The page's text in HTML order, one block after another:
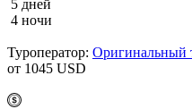
5 дней
4 ночи
Туроператор: Оригинальный
от 1045 USD